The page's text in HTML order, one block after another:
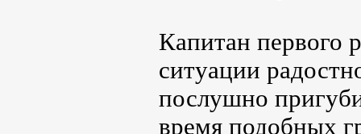
Капитан первого
ситуации
послушно
время подобных